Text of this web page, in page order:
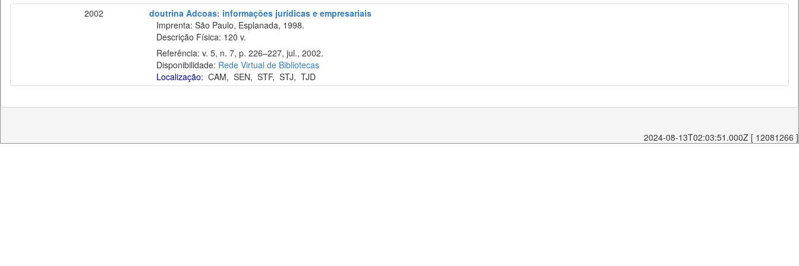
2002
doutrina Adcoas: informações jurídicas e empresariais
Imprenta: São Paulo, Esplanada, 1998.
Descrição Física: 120 v.
Referência: v. 5, n. 7, p. 226–227, jul., 2002.
Disponibilidade: Rede Virtual de Bibliotecas
Localização: CAM, SEN, STF, STJ, TJD
2024-08-13T02:03:51.000Z [ 12081266 ]